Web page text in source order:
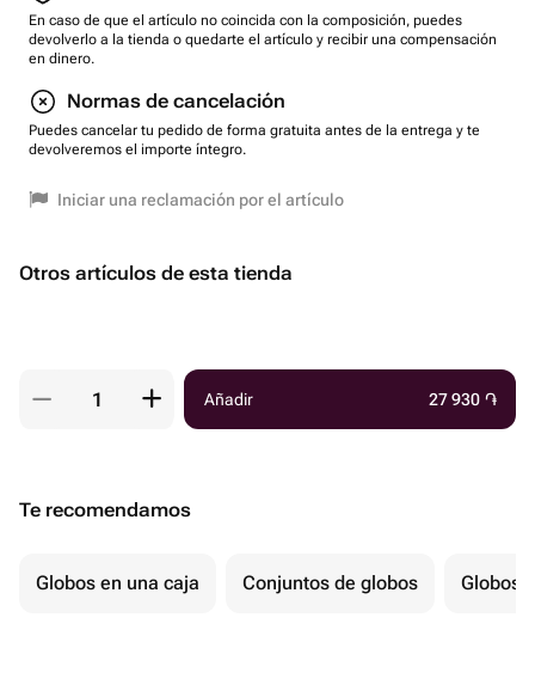
En caso de que el artículo no coincida con la composición, puedes
devolverlo a la tienda o quedarte el artículo y recibir una compensación
en dinero.
Normas de cancelación
Puedes cancelar tu pedido de forma gratuita antes de la entrega y te
devolveremos el importe íntegro.
Iniciar una reclamación por el artículo
Otros artículos de esta tienda
Añadir 27 930 ֏
Te recomendamos
Globos en una caja Conjuntos de globos Globos